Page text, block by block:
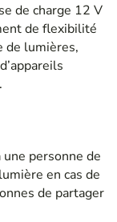
de charge 12 V
de flexibilité
de lumières,
personne de
en cas de
de partager